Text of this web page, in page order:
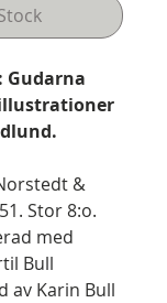
Gudarna
&
Stor 8:o.
med
Bull
av Karin Bull